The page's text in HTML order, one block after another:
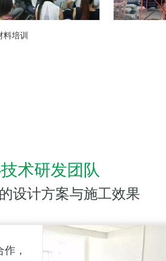
术研发团队
设计方案与施工效果
，